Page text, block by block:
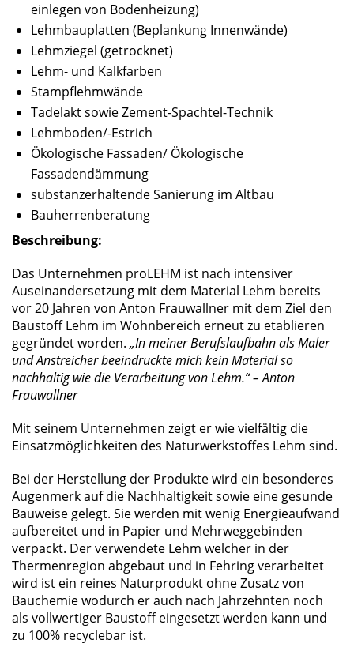
einlegen von Bodenheizung)
Lehmbauplatten (Beplankung Innenwände)
Lehmziegel (getrocknet)
Lehm- und Kalkfarben
Stampflehmwände
Tadelakt sowie Zement-Spachtel-Technik
Lehmboden/-Estrich
Ökologische Fassaden/ Ökologische
Fassadendämmung
substanzerhaltende Sanierung im Altbau
Bauherrenberatung
Beschreibung:
Das Unternehmen proLEHM ist nach intensiver
Auseinandersetzung mit dem Material Lehm bereits
vor 20 Jahren von Anton Frauwallner mit dem Ziel den
Baustoff Lehm im Wohnbereich erneut zu etablieren
gegründet worden. „In meiner Berufslaufbahn als Maler
und Anstreicher beeindruckte mich kein Material so
nachhaltig wie die Verarbeitung von Lehm.“ – Anton
Frauwallner
Mit seinem Unternehmen zeigt er wie vielfältig die
Einsatzmöglichkeiten des Naturwerkstoffes Lehm sind.
Bei der Herstellung der Produkte wird ein besonderes
Augenmerk auf die Nachhaltigkeit sowie eine gesunde
Bauweise gelegt. Sie werden mit wenig Energieaufwand
aufbereitet und in Papier und Mehrweggebinden
verpackt. Der verwendete Lehm welcher in der
Thermenregion abgebaut und in Fehring verarbeitet
wird ist ein reines Naturprodukt ohne Zusatz von
Bauchemie wodurch er auch nach Jahrzehnten noch
als vollwertiger Baustoff eingesetzt werden kann und
zu 100% recyclebar ist.